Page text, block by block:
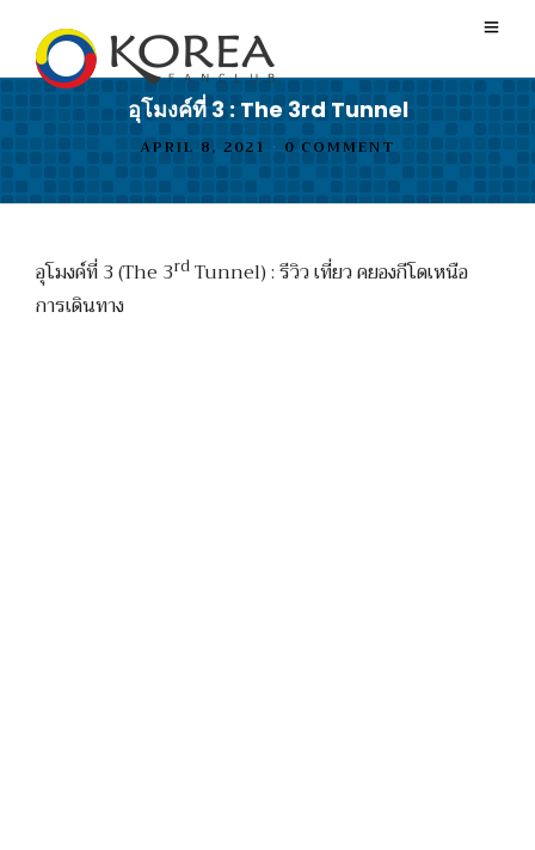
อุโมงค์ที่ 3 : The 3rd Tunnel
APRIL 8, 2021 • 0 COMMENT
อุโมงค์ที่ 3 (The 3rdTunnel) : รีวิว เที่ยว คยองกีโดเหนือ
การเดินทาง